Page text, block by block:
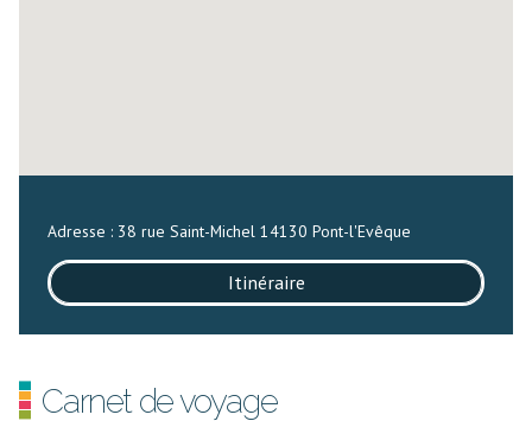
Adresse : 38 rue Saint-Michel 14130 Pont-l'Evêque
Itinéraire
Carnet de voyage